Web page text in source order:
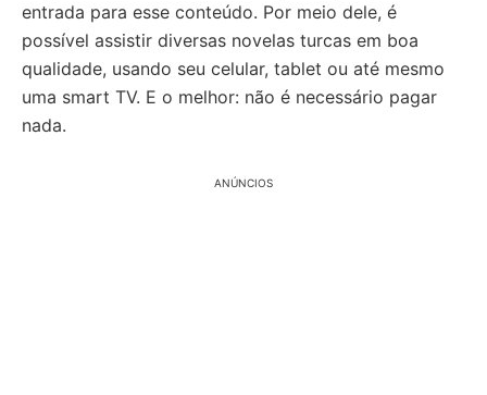
entrada para esse conteúdo. Por meio dele, é
possível assistir diversas novelas turcas em boa
qualidade, usando seu celular, tablet ou até mesmo
uma smart TV. E o melhor: não é necessário pagar
nada.
ANÚNCIOS